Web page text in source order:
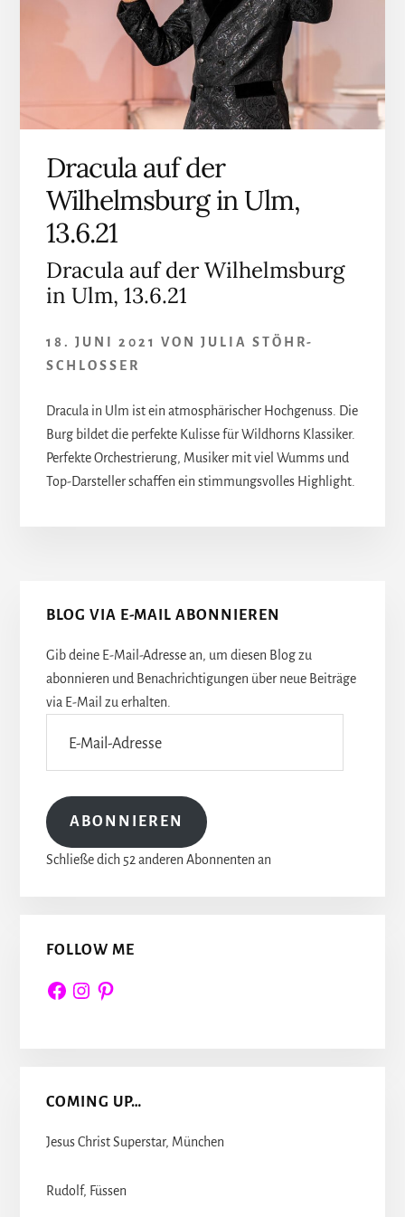
Dracula auf der
Wilhelmsburg in Ulm,
13.6.21
Dracula auf der Wilhelmsburg
in Ulm, 13.6.21
18. JUNI 2021 VON JULIA STÖHR-
SCHLOSSER
Dracula in Ulm ist ein atmosphärischer Hochgenuss. Die
Burg bildet die perfekte Kulisse für Wildhorns Klassiker.
Perfekte Orchestrierung, Musiker mit viel Wumms und
Top-Darsteller schaffen ein stimmungsvolles Highlight.
Seitenspalte
BLOG VIA E-MAIL ABONNIEREN
Gib deine E-Mail-Adresse an, um diesen Blog zu
abonnieren und Benachrichtigungen über neue Beiträge
via E-Mail zu erhalten.
Mail-
Adresse
ABONNIEREN
Schließe dich 52 anderen Abonnenten an
FOLLOW ME
FacebookInstagram
Pinterest
COMING UP…
Jesus Christ Superstar, München
Rudolf, Füssen